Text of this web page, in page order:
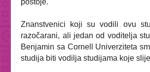
postoje.
Znanstvenici koji su vodili ovu
razočarani, ali jedan od voditelja
Benjamin sa Cornell Univerziteta
studija biti vodilja studijama koje